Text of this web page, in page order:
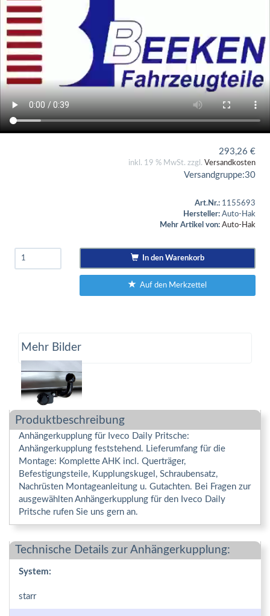
293,26 €
inkl. 19 % MwSt. zzgl. Versandkosten
Versandgruppe:30
Art.Nr.: 1155693
Hersteller: Auto-Hak
Mehr Artikel von: Auto-Hak
In den Warenkorb
Auf den Merkzettel
Mehr Bilder
Produktbeschreibung
Anhängerkupplung für Iveco Daily Pritsche:
Anhängerkupplung feststehend. Lieferumfang für die
Montage: Komplette AHK incl. Querträger,
Befestigungsteile, Kupplungskugel, Schraubensatz,
Nachrüsten Montageanleitung u. Gutachten. Bei Fragen zur
ausgewählten Anhängerkupplung für den Iveco Daily
Pritsche rufen Sie uns gern an.
Technische Details zur Anhängerkupplung:
System:
starr